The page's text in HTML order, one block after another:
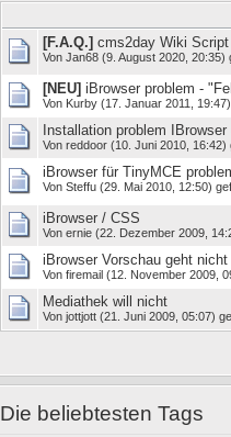
[F.A.Q.] cms2day Wiki
Von Jan68 (9. August 2020, 20:35)
[NEU] iBrowser problem -
Von Kurby (17. Januar 2011,
Installation problem
Von reddoor (10. Juni 2010, 16:42)
iBrowser für TinyMCE
Von Steffu (29. Mai 2010, 12:50)
iBrowser / CSS
Von ernie (22. Dezember 2009,
iBrowser Vorschau geht nicht
Von firemail (12. November 2009,
Mediathek will nicht
Von jottjott (21. Juni 2009, 05:07)
Die beliebtesten Tags